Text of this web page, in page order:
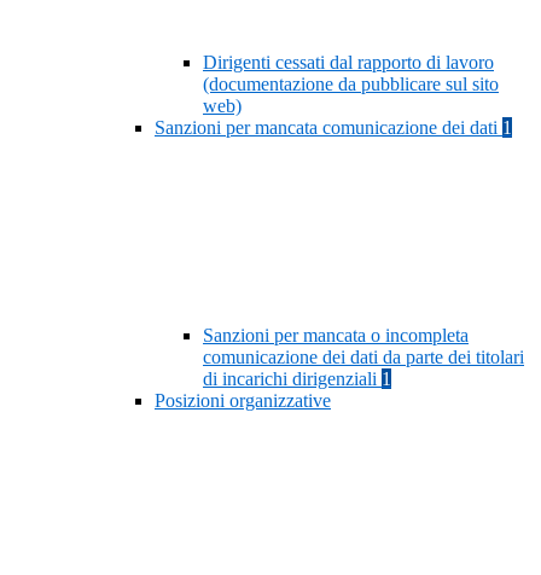
Dirigenti cessati dal rapporto di lavoro
(documentazione da pubblicare sul sito
web)
Sanzioni per mancata comunicazione dei dati 1
Sanzioni per mancata o incompleta
comunicazione dei dati da parte dei titolari
di incarichi dirigenziali 1
Posizioni organizzative